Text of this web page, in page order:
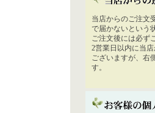
当店からのご注文
で届かないという
ご注文後には必ず
2営業日以内に当
ございますが、右
す。